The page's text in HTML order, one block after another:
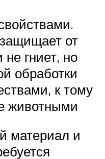
от
не гниет, но
обработки
к тому
животными
материал и